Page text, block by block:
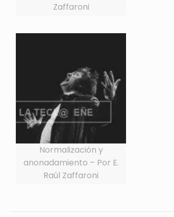
Zaffaroni
Normalización y
anonadamiento – Por E.
Raúl Zaffaroni